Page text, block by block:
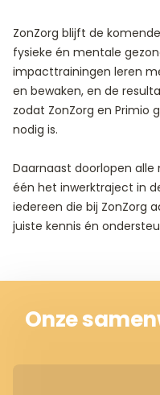
ZonZorg blijft de
fysieke én mentale
impacttrainingen leren
en bewaken, en de
zodat ZonZorg en Primio
nodig is.
Daarnaast doorlopen
één het inwerktraject in
iedereen die bij ZonZorg
juiste kennis én
Onze